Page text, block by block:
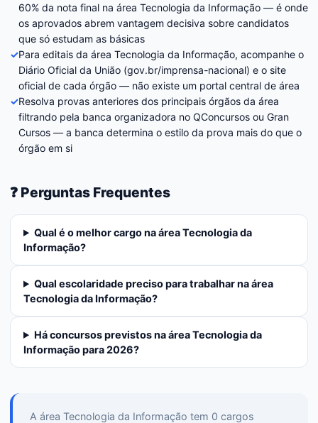
60% da nota final na área Tecnologia da Informação — é onde
os aprovados abrem vantagem decisiva sobre candidatos
que só estudam as básicas
✓Para editais da área Tecnologia da Informação, acompanhe o
Diário Oficial da União (gov.br/imprensa-nacional) e o site
oficial de cada órgão — não existe um portal central de área
✓Resolva provas anteriores dos principais órgãos da área
filtrando pela banca organizadora no QConcursos ou Gran
Cursos — a banca determina o estilo da prova mais do que o
órgão em si
❓ Perguntas Frequentes
Qual é o melhor cargo na área Tecnologia da
Informação?
Qual escolaridade preciso para trabalhar na área
Tecnologia da Informação?
Há concursos previstos na área Tecnologia da
Informação para 2026?
A área Tecnologia da Informação tem 0 cargos